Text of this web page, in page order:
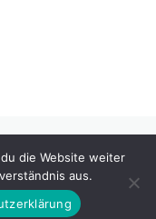
range of usability.
die Website weiter
aus.